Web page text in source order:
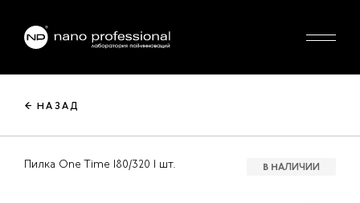
← НАЗАД
Пилка One Time 180/320 1 шт. В НАЛИЧИИ